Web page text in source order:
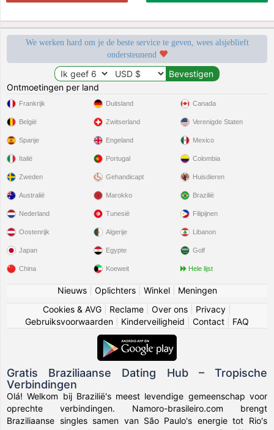
We werken hard om je de beste service te geven, wees alsjeblieft
ondersteunend
Ontmoetingen per land
Frankrijk
België
Spanje
Italië
Zweden
Duitsland
Zwitserland
Engeland
Portugal
Gehandicapt
Canada
Verenigde Staten
Mexico
Colombia
Huisdieren
Australië
Nederland
Oostenrijk
Japan
China
Marokko
Tunesië
Algerije
Egypte
Koeweit
Brazilië
Filipijnen
Libanon
Golf
Hele lijst
Nieuws| Oplichters| Winkel| Meningen
Cookies & AVG
Reclame Over ons Privacy
Gebruiksvoorwaarden
Kinderveiligheid Contact FAQ
Gratis Braziliaanse Dating Hub – Tropische
Verbindingen
Olá! Welkom bij Brazilië's meest levendige gemeenschap voor
oprechte verbindingen. Namoro-brasileiro.com brengt
Braziliaanse singles samen van São Paulo's energie tot Rio's